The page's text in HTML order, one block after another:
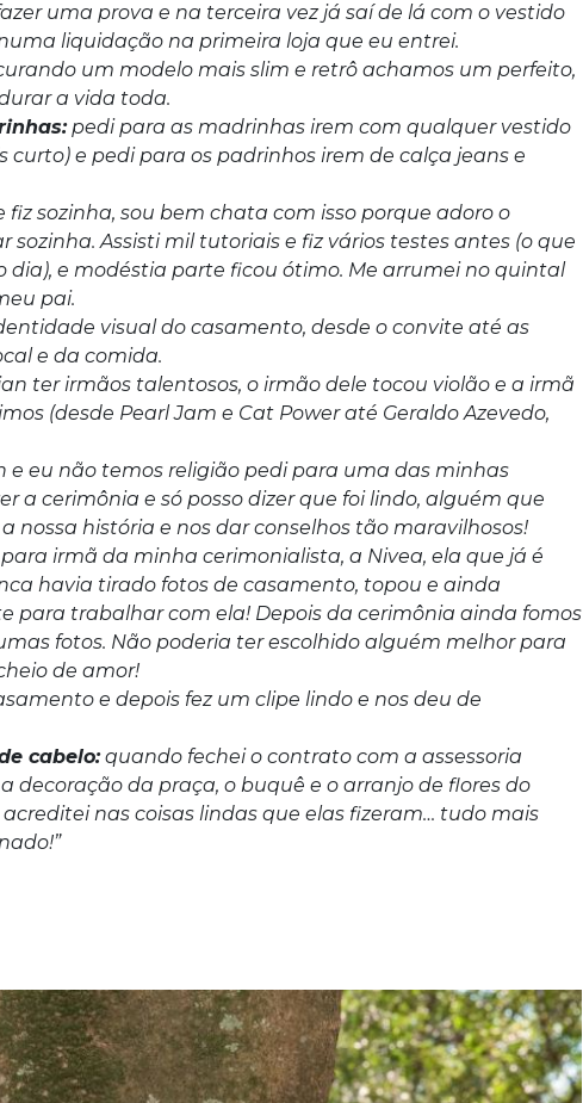
uma prova e na terceira vez já saí de lá com o vestido
liquidação na primeira loja que eu entrei.
um modelo mais slim e retrô achamos um perfeito,
a vida toda.
pedi para as madrinhas irem com qualquer vestido
e pedi para os padrinhos irem de calça jeans e
fiz sozinha, sou bem chata com isso porque adoro o
sozinha. Assisti mil tutoriais e fiz vários testes antes (o que
dia), e modéstia parte ficou ótimo. Me arrumei no quintal
pai.
visual do casamento, desde o convite até as
e da comida.
ter irmãos talentosos, o irmão dele tocou violão e a irmã
(desde Pearl Jam e Cat Power até Geraldo Azevedo,
e eu não temos religião pedi para uma das minhas
a cerimônia e só posso dizer que foi lindo, alguém que
nossa história e nos dar conselhos tão maravilhosos!
irmã da minha cerimonialista, a Nivea, ela que já é
havia tirado fotos de casamento, topou e ainda
para trabalhar com ela! Depois da cerimônia ainda fomos
fotos. Não poderia ter escolhido alguém melhor para
de amor!
e depois fez um clipe lindo e nos deu de
cabelo:quando fechei o contrato com a assessoria
decoração da praça, o buquê e o arranjo de flores do
nas coisas lindas que elas fizeram… tudo mais